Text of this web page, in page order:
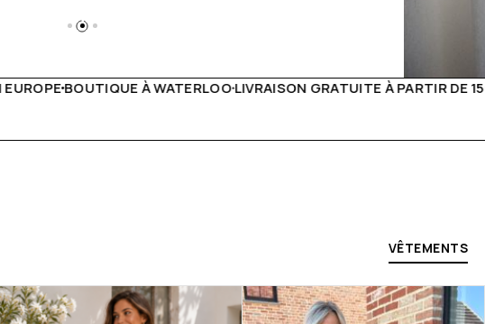
GRATUITE À PARTIR DE 150€LIVE FACEBOOK CHAQUE SEMAINE
VÊTEMENTS